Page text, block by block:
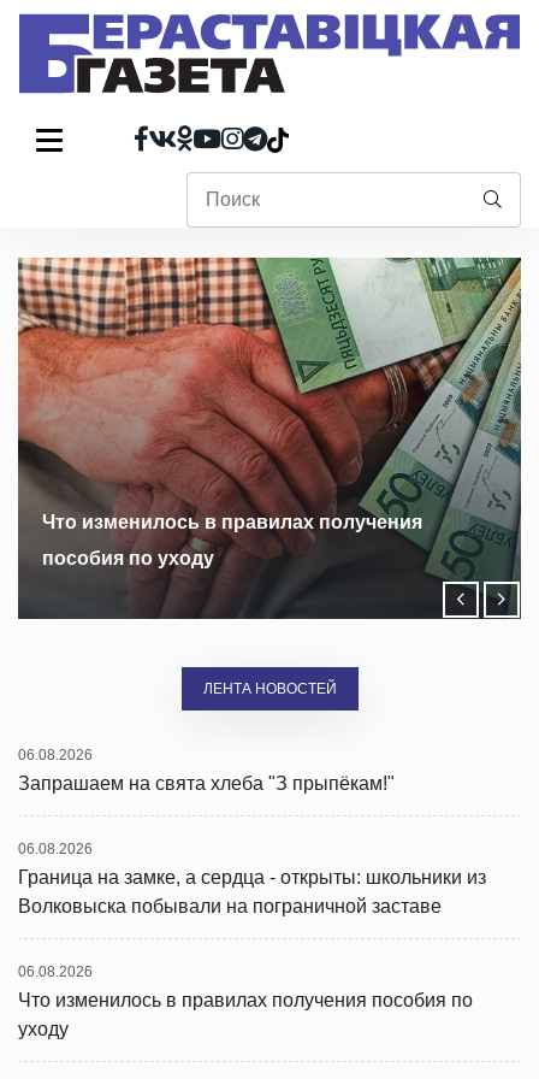
На полях Берестовицкого района
чествовали лидеров уборочной кампании
ЛЕНТА НОВОСТЕЙ
06.08.2026
Запрашаем на свята хлеба "З прыпёкам!"
06.08.2026
Граница на замке, а сердца - открыты: школьники из
Волковыска побывали на пограничной заставе
06.08.2026
Что изменилось в правилах получения пособия по
уходу